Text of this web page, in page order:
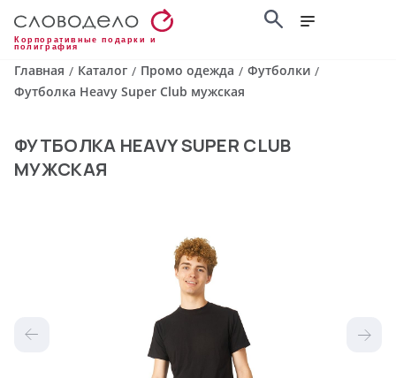
Корпоративные подарки и
полиграфия
Главная / Каталог / Промо одежда / Футболки /
Футболка Heavy Super Club мужская
ФУТБОЛКА HEAVY SUPER CLUB
МУЖСКАЯ